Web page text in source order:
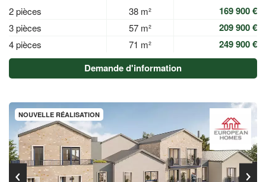
2 pièces 38 m² 169 900 €
3 pièces 57 m² 209 900 €
4 pièces 71 m²
249 900 €
Demande d'information
NOUVELLE RÉALISATION